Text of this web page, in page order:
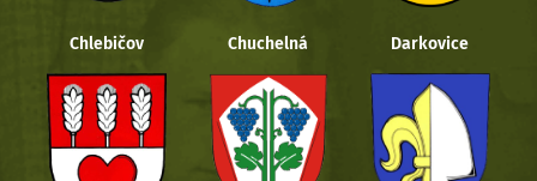
Chlebičov Chuchelná Darkovice